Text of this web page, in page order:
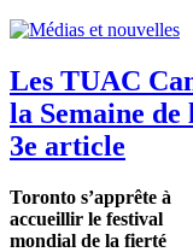
Les TUAC
la Semaine
3e article
Toronto s’apprête à
accueillir le festival
mondial de la fierté